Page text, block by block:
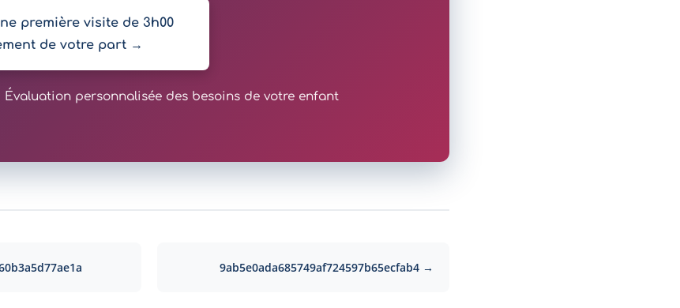
première visite de 3h00
de votre part →
Évaluation personnalisée des besoins de votre enfant
9ab5e0ada685749af724597b65ecfab4 →